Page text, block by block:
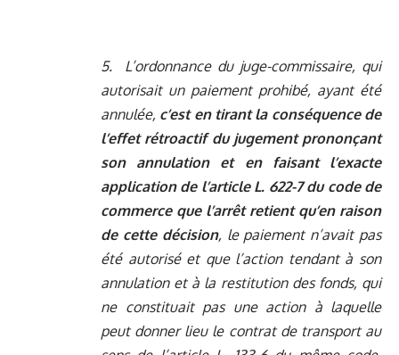
5. L’ordonnance du juge-commissaire, qui
autorisait un paiement prohibé, ayant été
annulée, c’est en tirant la conséquence de
l’effet rétroactif du jugement prononçant
son annulation et en faisant l’exacte
application de l’article L. 622-7 du code de
commerce que l’arrêt retient qu’en raison
de cette décision, le paiement n’avait pas
été autorisé et que l’action tendant à son
annulation et à la restitution des fonds, qui
ne constituait pas une action à laquelle
peut donner lieu le contrat de transport au